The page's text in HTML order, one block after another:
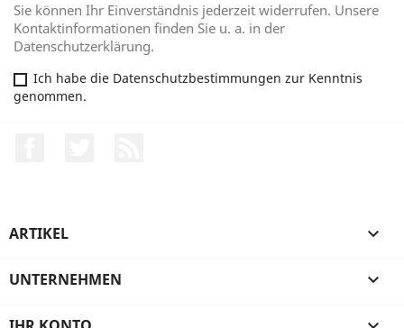
Sie können Ihr Einverständnis jederzeit widerrufen. Unsere
Kontaktinformationen finden Sie u. a. in der
Datenschutzerklärung.
Ich habe die Datenschutzbestimmungen zur Kenntnis
genommen.
ARTIKEL 
UNTERNEHMEN 